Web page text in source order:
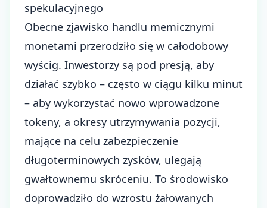
spekulacyjnego
Obecne zjawisko handlu memicznymi
monetami przerodziło się w całodobowy
wyścig. Inwestorzy są pod presją, aby
działać szybko – często w ciągu kilku minut
– aby wykorzystać nowo wprowadzone
tokeny, a okresy utrzymywania pozycji,
mające na celu zabezpieczenie
długoterminowych zysków, ulegają
gwałtownemu skróceniu. To środowisko
doprowadziło do wzrostu żałowanych